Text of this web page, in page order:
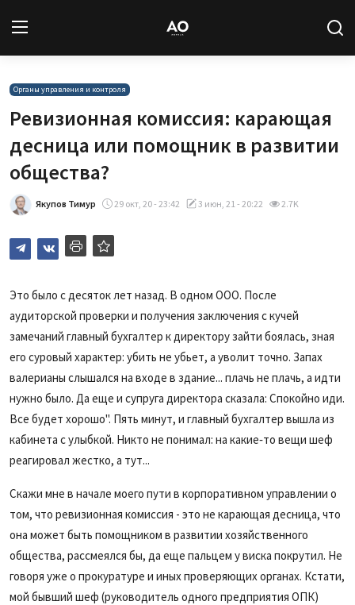
Вход
Статьи
Авторы
Архив
База знаний
Подписка
Органы управления и контроля
Ревизионная комиссия: карающая
десница или помощник в развитии
общества?
Якупов Тимур 29 окт, 20 - 23:42 3 июн, 21 - 20:22 2.7K
Это было с десяток лет назад. В одном ООО. После
аудиторской проверки и получения заключения с кучей
замечаний главный бухгалтер к директору зайти боялась, зная
его суровый характер: убить не убьет, а уволит точно. Запах
валерианы слышался на входе в здание... плачь не плачь, а идти
нужно было. Да еще и супруга директора сказала: Спокойно иди.
Все будет хорошо". Пять минут, и главный бухгалтер вышла из
кабинета с улыбкой. Никто не понимал: на какие‑то вещи шеф
реагировал жестко, а тут...
Скажи мне в начале моего пути в корпоративном управлении о
том, что ревизионная комиссия - это не карающая десница, что
она может быть помощником в развитии хозяйственного
общества, рассмеялся бы, да еще пальцем у виска покрутил. Не
говоря уже о прокуратуре и иных проверяющих органах. Кстати,
мой бывший шеф (руководитель одного предприятия ОПК)